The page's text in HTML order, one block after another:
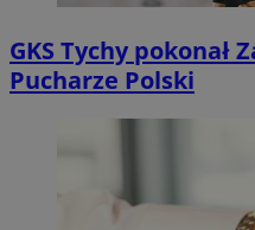
GKS Tychy pokonał
Pucharze Polski